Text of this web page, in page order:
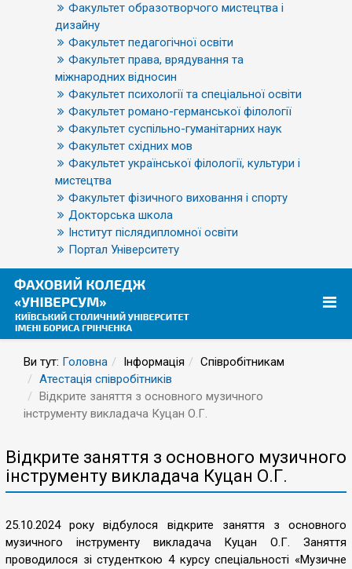
Факультет образотворчого мистецтва і
дизайну
Факультет педагогічної освіти
Факультет права, врядування та
міжнародних відносин
Факультет психології та спеціальної освіти
Факультет романо-германської філології
Факультет суспільно-гуманітарних наук
Факультет східних мов
Факультет української філології, культури і
мистецтва
Факультет фізичного виховання і спорту
Докторська школа
Інститут післядипломної освіти
Портал Університету
Ви тут: Головна Інформація
Співробітникам
Атестація співробітників
Відкрите заняття з основного музичного
інструменту викладача Куцан О.Г.
Відкрите заняття з основного музичного
інструменту викладача Куцан О.Г.
25.10.2024 року відбулося відкрите заняття з основного
музичного інструменту викладача Куцан О.Г. Заняття
проводилося зі студенткою 4 курсу спеціальності «Музичне